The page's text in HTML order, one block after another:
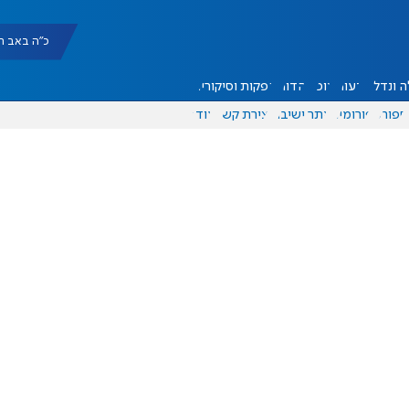
כ"ה באב תשפ"ו
ונדל"ן דעות אוכל יהדות הפקות וסיקורים
ספורט פורומים אתר ישיבה יצירת קשר עוד